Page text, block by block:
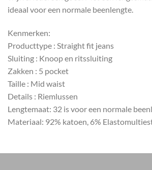
ideaal voor een normale beenlengte.
Kenmerken:
Producttype : Straight fit jeans
Sluiting : Knoop en ritssluiting
Zakken : 5 pocket
Taille : Mid waist
Details : Riemlussen
Lengtemaat: 32 is voor een normale
Materiaal: 92% katoen, 6%